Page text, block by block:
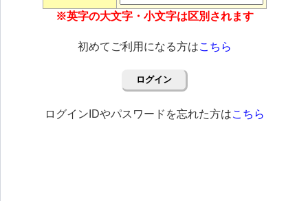
※英字の大文字・小文字は区別されます
初めてご利用になる方はこちら
ログイン
ログインIDやパスワードを忘れた方はこちら